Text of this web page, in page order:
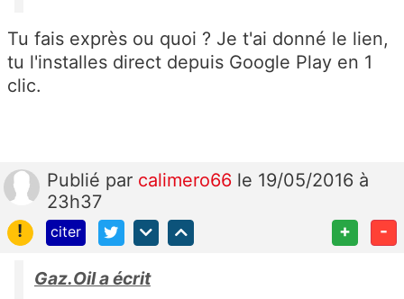
Tu fais exprès ou quoi ? Je t'ai donné le lien,
tu l'installes direct depuis Google Play en 1
clic.
Publié par calimero66 le 19/05/2016 à
23h37
!
citer + -
Gaz.Oil a écrit